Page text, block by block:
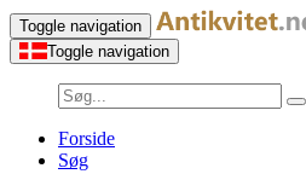
Toggle navigation
Toggle navigation
Forside
Søg